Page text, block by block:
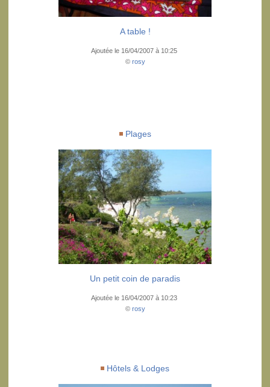
A table !
Ajoutée le 16/04/2007 à 10:25
© rosy
Plages
Un petit coin de paradis
Ajoutée le 16/04/2007 à 10:23
© rosy
Hôtels & Lodges